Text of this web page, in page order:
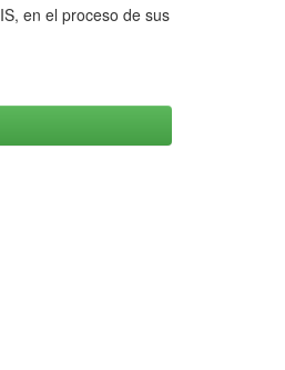
en el proceso de sus